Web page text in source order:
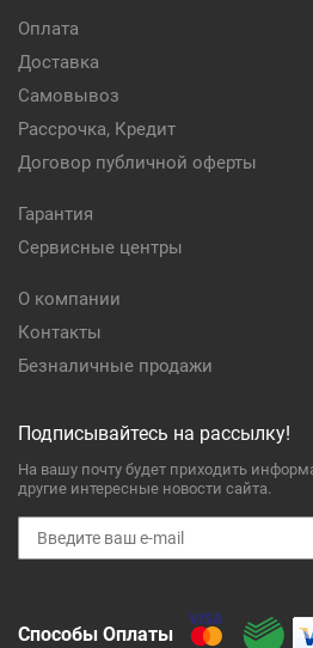
Оплата
Доставка
Самовывоз
Рассрочка, Кредит
Договор публичной оферты
Гарантия
Сервисные центры
О компании
Контакты
Безналичные продажи
Подписывайтесь на рассылку!
На вашу почту будет приходить
другие интересные новости сайта.
Способы Оплаты